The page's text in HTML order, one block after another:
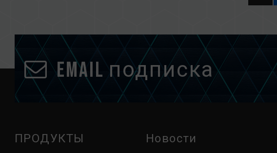
Email подписка
ПРОДУКТЫ Новости